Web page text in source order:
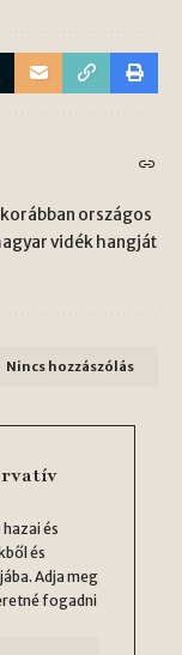
országos
vidék hangját
Nincs hozzászólás
és
és
Adja meg
fogadni